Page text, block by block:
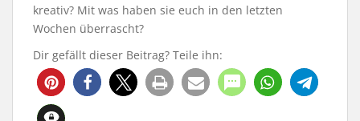
kreativ? Mit was haben sie euch in den letzten
Wochen überrascht?
Dir gefällt dieser Beitrag? Teile ihn: